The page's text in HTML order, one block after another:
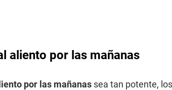
aliento por las mañanas
por las mañanas sea tan potente,